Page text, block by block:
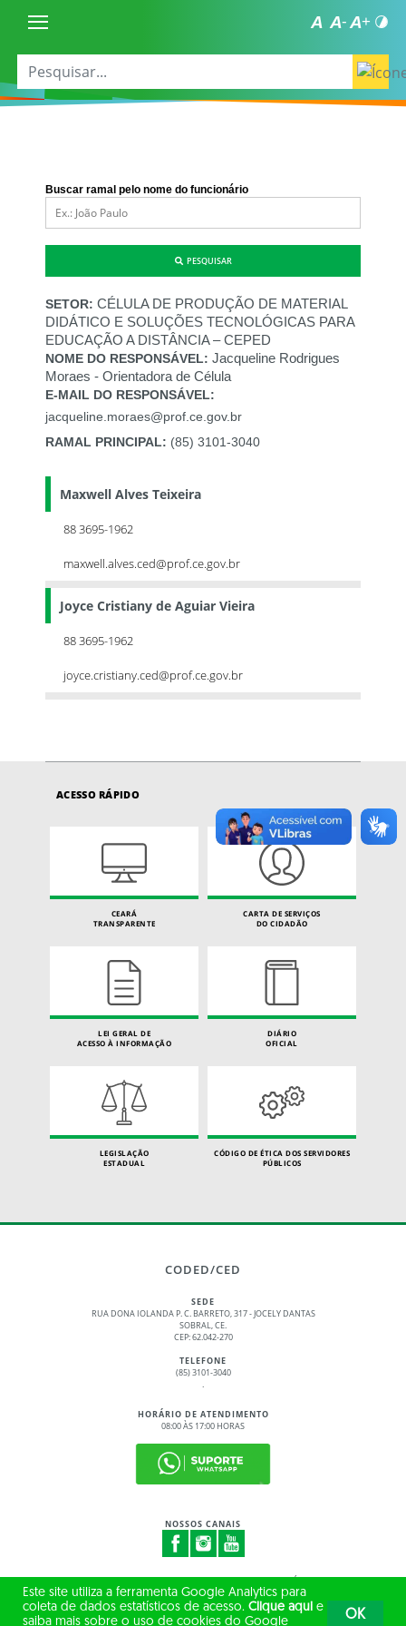
Buscar ramal pelo nome do funcionário
PESQUISAR
SETOR: CÉLULA DE PRODUÇÃO DE MATERIAL
DIDÁTICO E SOLUÇÕES TECNOLÓGICAS PARA
EDUCAÇÃO A DISTÂNCIA – CEPED
NOME DO RESPONSÁVEL: Jacqueline Rodrigues
Moraes - Orientadora de Célula
E-MAIL DO RESPONSÁVEL:
jacqueline.moraes@prof.ce.gov.br
RAMAL PRINCIPAL: (85) 3101-3040
Maxwell Alves Teixeira
88 3695-1962
maxwell.alves.ced@prof.ce.gov.br
Joyce Cristiany de Aguiar Vieira
88 3695-1962
joyce.cristiany.ced@prof.ce.gov.br
ACESSO RÁPIDO
CEARÁ
TRANSPARENTE
CARTA DE SERVIÇOS
DO CIDADÃO
LEI GERAL DE
ACESSO À INFORMAÇÃO
DIÁRIO
OFICIAL
LEGISLAÇÃO
ESTADUAL
CÓDIGO DE ÉTICA DOS SERVIDORES
PÚBLICOS
CODED/CED
SEDE
RUA DONA IOLANDA P. C. BARRETO, 317 - JOCELY DANTAS
SOBRAL, CE.
CEP: 62.042-270
TELEFONE
(85) 3101-3040
.
HORÁRIO DE ATENDIMENTO
08:00 ÀS 17:00 HORAS
NOSSOS CANAIS
© 2017 - 2026 – GOVERNO DO ESTADO DO CEARÁ
TODOS OS DIREITOS RESERVADOS
Este site utiliza a ferramenta Google Analytics para
coleta de dados estatísticos de acesso. Clique aqui e
saiba mais sobre o uso de cookies do Google
OK